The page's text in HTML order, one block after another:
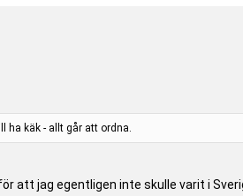
ha käk - allt går att ordna.
att jag egentligen inte skulle varit i